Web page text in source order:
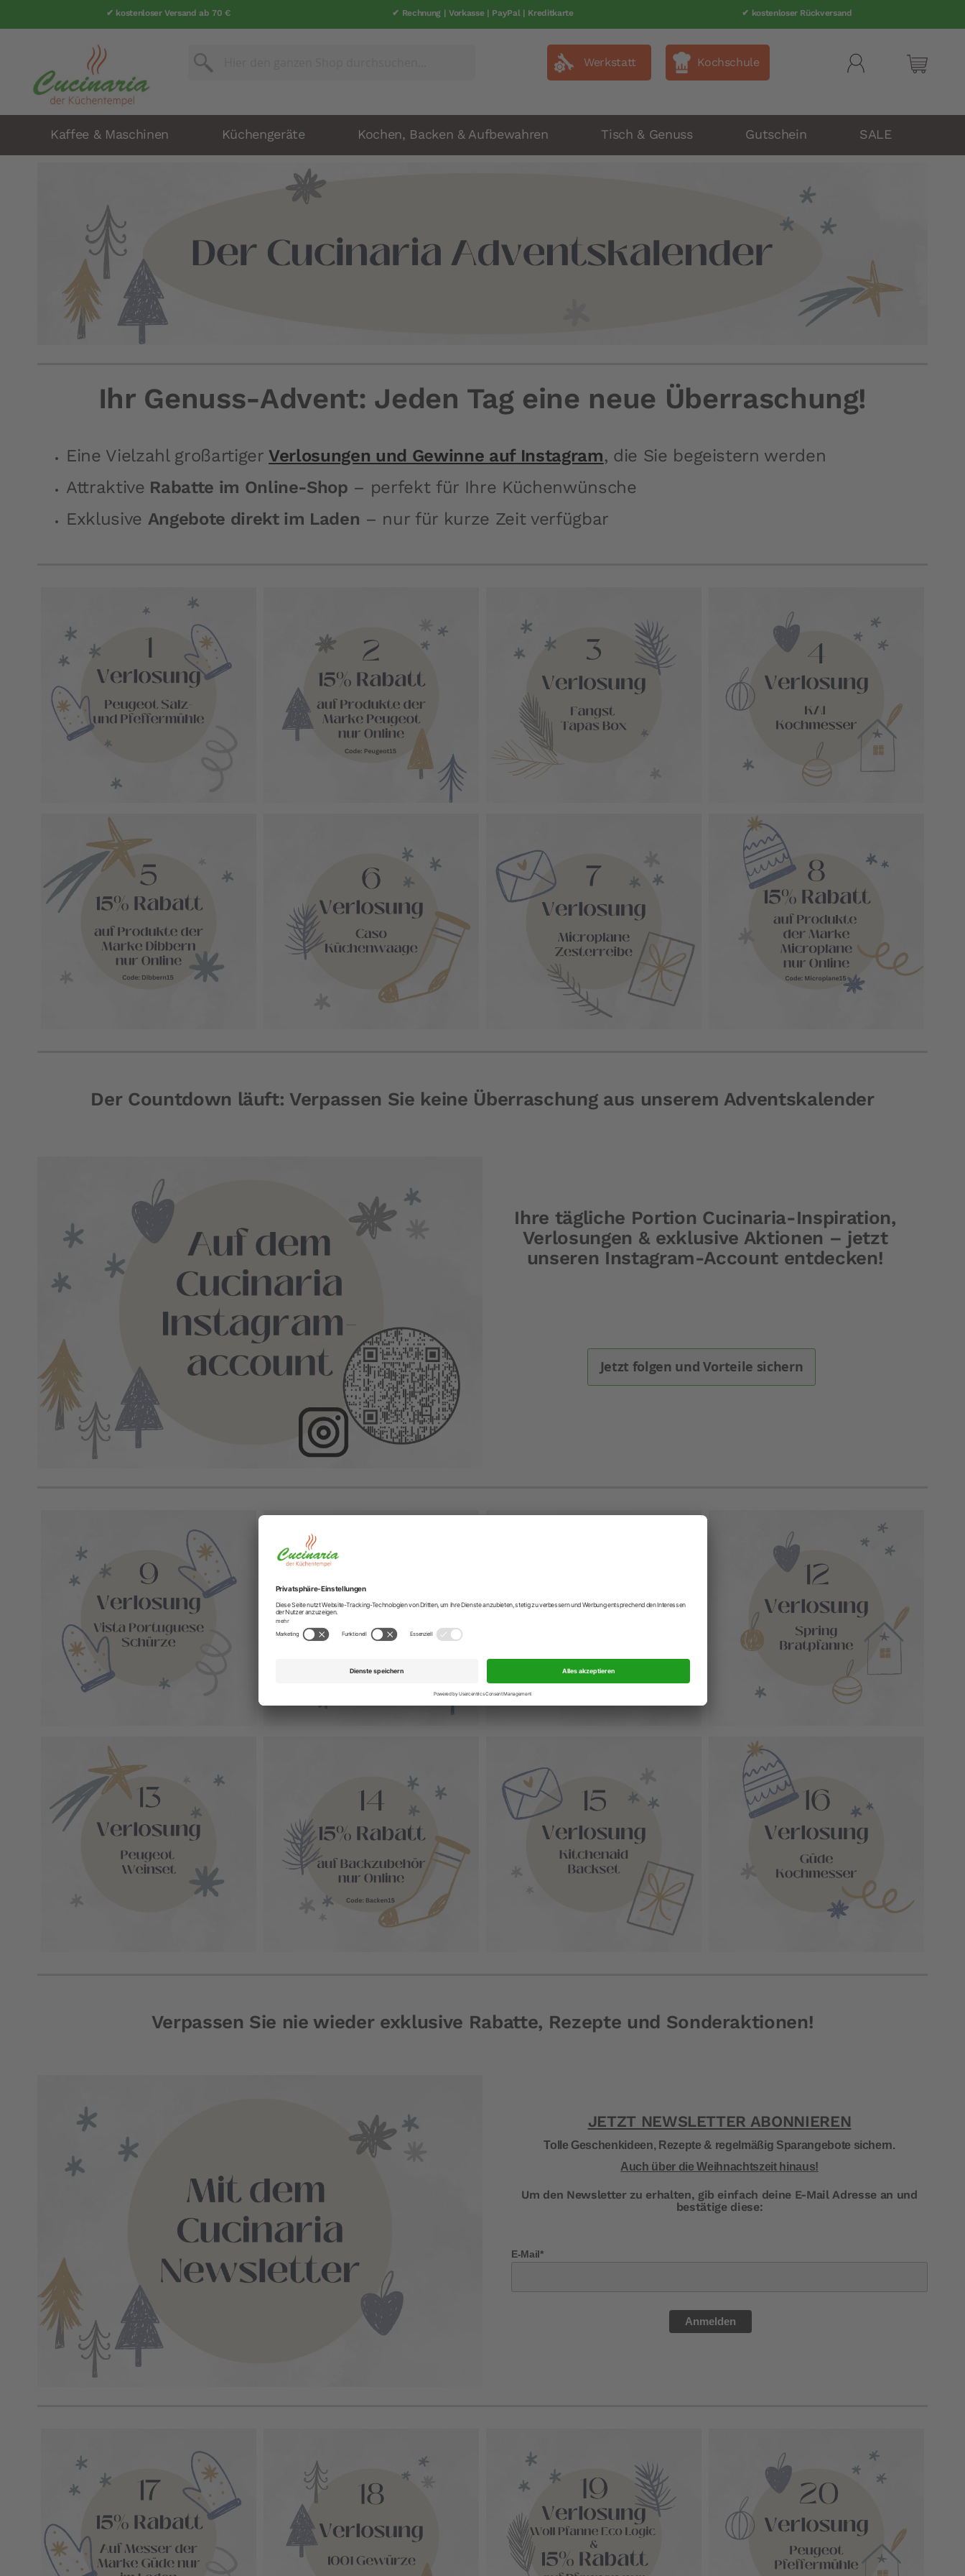
✔ kostenloser Versand ab 70 € ✔ Rechnung | Vorkasse | PayPal | Kreditkarte ✔ kostenloser Rückversand
✔ über 25 Jahre Erfahrung ✔ schneller Versand | 1-2 Werkatage ✔ Telefonsupport 040 80 60 999-0
Mein
Suche
Werkstatt Kochschule
Kaffee & Maschinen Küchengeräte Kochen, Backen & Aufbewahren Tisch & Genuss Gutschein SALE
Ihr Genuss-Advent: Jeden Tag eine neue Überraschung!
Eine Vielzahl großartigerVerlosungen und Gewinne auf Instagram, die Sie begeistern werden
Attraktive Rabatte im Online-Shop – perfekt für Ihre Küchenwünsche
Exklusive Angebote direkt im Laden – nur für kurze Zeit verfügbar
Der Countdown läuft: Verpassen Sie keine Überraschung aus unserem Adventskalender
Ihre tägliche Portion Cucinaria-Inspiration,
Verlosungen & exklusive Aktionen – jetzt
unseren Instagram-Account entdecken!
Jetzt folgen und Vorteile sichern
Verpassen Sie nie wieder exklusive Rabatte, Rezepte und Sonderaktionen!
JETZT NEWSLETTER ABONNIEREN
Tolle Geschenkideen, Rezepte & regelmäßig Sparangebote sichern.
Auch über die Weihnachtszeit hinaus!
Um den Newsletter zu erhalten, gib einfach deine E-Mail Adresse an und
bestätige diese:
E-Mail*
Anmelden